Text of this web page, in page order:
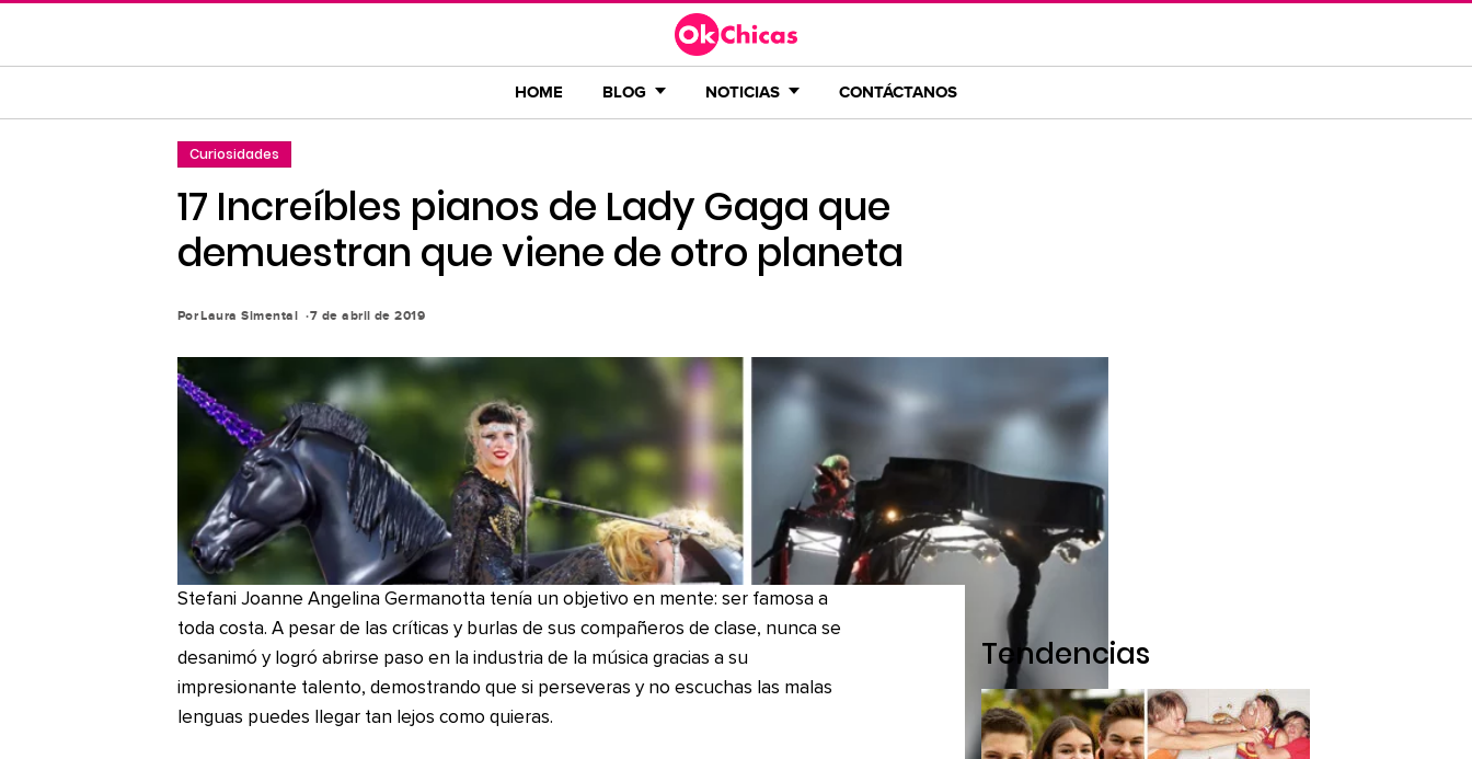
contenido
HOME BLOG NOTICIAS CONTÁCTANOS
Curiosidades
17 Increíbles pianos de Lady Gaga que
demuestran que viene de otro planeta
PorLaura Simental 7 de abril de 2019
Stefani Joanne Angelina Germanotta tenía un objetivo en mente: ser famosa a
toda costa. A pesar de las críticas y burlas de sus compañeros de clase, nunca se
desanimó y logró abrirse paso en la industria de la música gracias a su
impresionante talento, demostrando que si perseveras y no escuchas las malas
lenguas puedes llegar tan lejos como quieras.
Tendencias